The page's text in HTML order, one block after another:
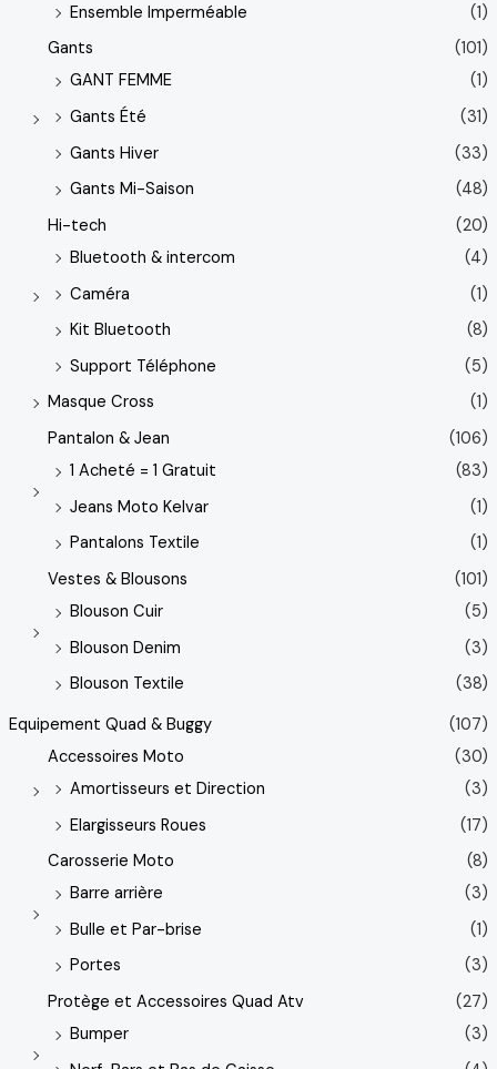
Ensemble Imperméable
(1)
Gants
(101)
GANT FEMME
(1)
Gants Été
(31)
Gants Hiver
(33)
Gants Mi-Saison
(48)
Hi-tech
(20)
Bluetooth & intercom
(4)
Caméra
(1)
Kit Bluetooth
(8)
Support Téléphone
(5)
Masque Cross
(1)
Pantalon & Jean
(106)
1 Acheté = 1 Gratuit
(83)
Jeans Moto Kelvar
(1)
Pantalons Textile
(1)
Vestes & Blousons
(101)
Blouson Cuir
(5)
Blouson Denim
(3)
Blouson Textile
(38)
Equipement Quad & Buggy
(107)
Accessoires Moto
(30)
Amortisseurs et Direction
(3)
Elargisseurs Roues
(17)
Carosserie Moto
(8)
Barre arrière
(3)
Bulle et Par-brise
(1)
Portes
(3)
Protège et Accessoires Quad Atv
(27)
Bumper
(3)